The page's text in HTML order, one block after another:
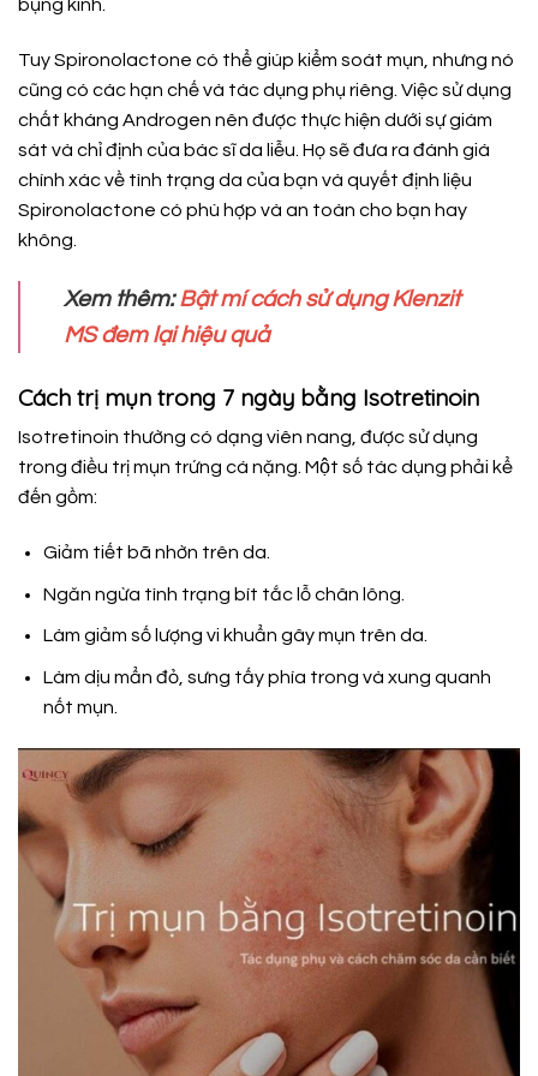
bụng kinh.
Tuy Spironolactone có thể giúp kiểm soát mụn, nhưng nó
cũng có các hạn chế và tác dụng phụ riêng. Việc sử dụng
chất kháng Androgen nên được thực hiện dưới sự giám
sát và chỉ định của bác sĩ da liễu. Họ sẽ đưa ra đánh giá
chính xác về tình trạng da của bạn và quyết định liệu
Spironolactone có phù hợp và an toàn cho bạn hay
không.
Xem thêm:Bật mí cách sử dụng Klenzit
MS đem lại hiệu quả
Cách trị mụn trong 7 ngày bằng Isotretinoin
Isotretinoin thường có dạng viên nang, được sử dụng
trong điều trị mụn trứng cá nặng. Một số tác dụng phải kể
đến gồm:
Giảm tiết bã nhờn trên da.
Ngăn ngừa tình trạng bít tắc lỗ chân lông.
Làm giảm số lượng vi khuẩn gây mụn trên da.
Làm dịu mẩn đỏ, sưng tấy phía trong và xung quanh
nốt mụn.